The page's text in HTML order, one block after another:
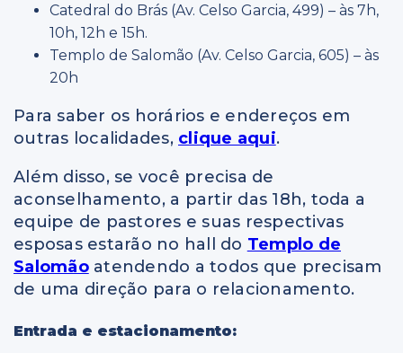
Catedral do Brás (Av. Celso Garcia, 499) – às 7h,
10h, 12h e 15h.
Templo de Salomão (Av. Celso Garcia, 605) – às
20h
Para saber os horários e endereços em
outras localidades, clique aqui.
Além disso, se você precisa de
aconselhamento, a partir das 18h, toda a
equipe de pastores e suas respectivas
esposas estarão no hall do Templo de
Salomãoatendendo a todos que precisam
de uma direção para o relacionamento.
Entrada e estacionamento: